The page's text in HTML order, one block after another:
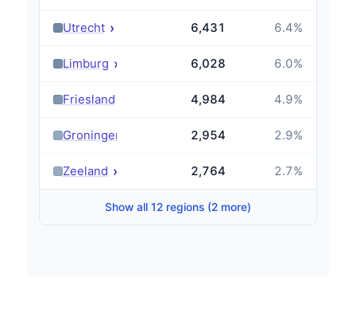
Utrecht › 6,431 6.4%
Limburg › 6,028 6.0%
Friesland 4,984 4.9%
Groningen 2,954 2.9%
Zeeland › 2,764 2.7%
Show all 12 regions (2 more)